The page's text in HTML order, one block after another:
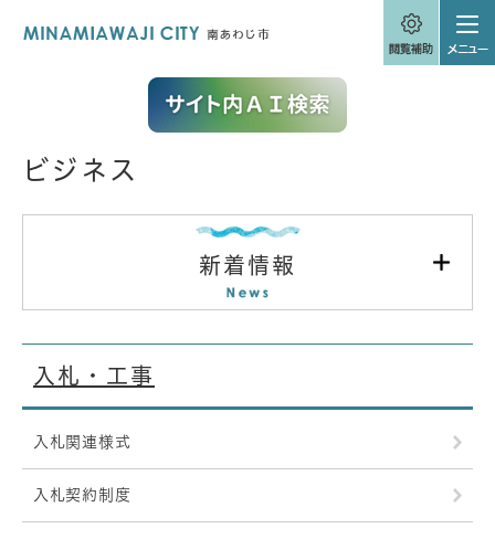
ビジネス
新着情報
入札・工事
入札関連様式
入札契約制度